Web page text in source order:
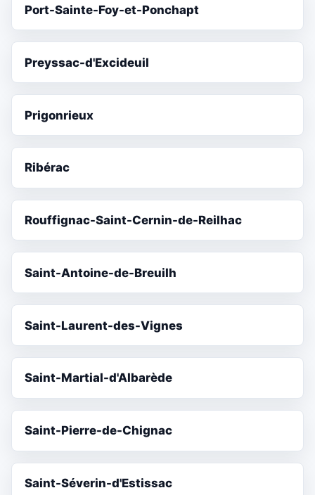
Port-Sainte-Foy-et-Ponchapt
Preyssac-d'Excideuil
Prigonrieux
Ribérac
Rouffignac-Saint-Cernin-de-Reilhac
Saint-Antoine-de-Breuilh
Saint-Laurent-des-Vignes
Saint-Martial-d'Albarède
Saint-Pierre-de-Chignac
Saint-Séverin-d'Estissac